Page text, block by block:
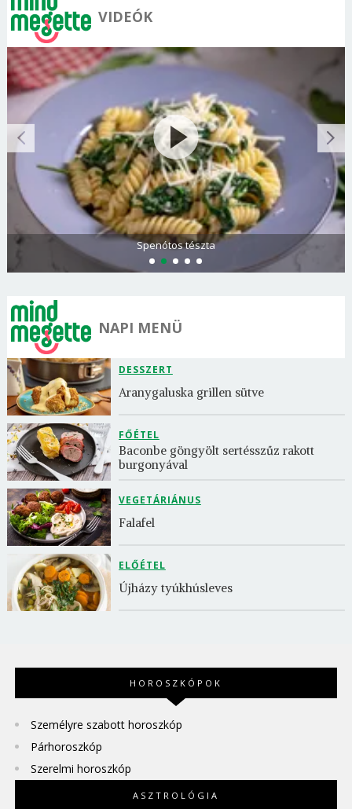
VIDEÓK
Spenótos tészta
NAPI MENÜ
DESSZERT
Aranygaluska grillen sütve
FŐÉTEL
Baconbe göngyölt sertésszűz rakott
burgonyával
VEGETÁRIÁNUS
Falafel
ELŐÉTEL
Újházy tyúkhúsleves
HOROSZKÓPOK
Személyre szabott horoszkóp
Párhoroszkóp
Szerelmi horoszkóp
ASZTROLÓGIA
Mégse